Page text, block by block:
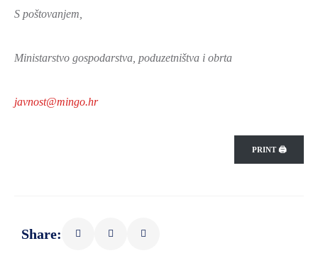
S poštovanjem,
Ministarstvo gospodarstva, poduzetništva i obrta
javnost@mingo.hr
PRINT 🖨
Share: